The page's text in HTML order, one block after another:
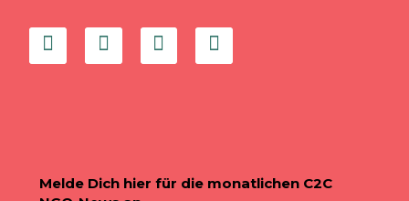
Melde Dich hier für die monatlichen C2C